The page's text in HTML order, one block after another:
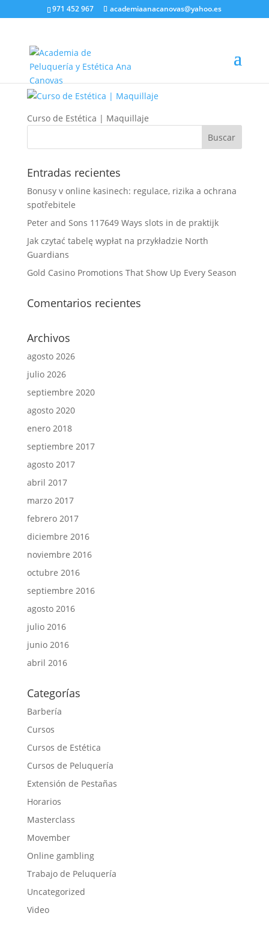
971 452 967 academiaanacanovas@yahoo.es
Curso de Estética |
Maquillaje
Curso de Estética | Maquillaje
Entradas recientes
Bonusy v online kasinech: regulace, rizika a ochrana
spotřebitele
Peter and Sons 117649 Ways slots in de praktijk
Jak czytać tabelę wypłat na przykładzie North
Guardians
Gold Casino Promotions That Show Up Every Season
Comentarios recientes
Archivos
agosto 2026
julio 2026
septiembre 2020
agosto 2020
enero 2018
septiembre 2017
agosto 2017
abril 2017
marzo 2017
febrero 2017
diciembre 2016
noviembre 2016
octubre 2016
septiembre 2016
agosto 2016
julio 2016
junio 2016
abril 2016
Categorías
Barbería
Cursos
Cursos de Estética
Cursos de Peluquería
Extensión de Pestañas
Horarios
Masterclass
Movember
Online gambling
Trabajo de Peluquería
Uncategorized
Video